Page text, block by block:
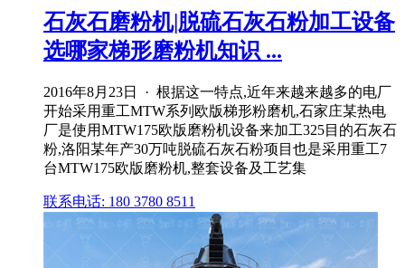
石灰石磨粉机|脱硫石灰石粉加工设备
选哪家梯形磨粉机知识 ...
2016年8月23日 · 根据这一特点,近年来越来越多的电厂
开始采用重工MTW系列欧版梯形粉磨机,石家庄某热电
厂是使用MTW175欧版磨粉机设备来加工325目的石灰石
粉,洛阳某年产30万吨脱硫石灰石粉项目也是采用重工7
台MTW175欧版磨粉机,整套设备及工艺集
联系电话: 180 3780 8511